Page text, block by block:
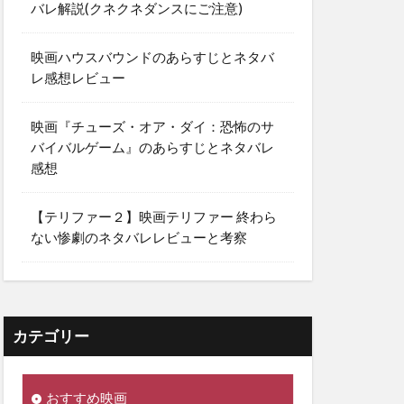
バレ解説(クネクネダンスにご注意)
映画ハウスバウンドのあらすじとネタバ
レ感想レビュー
映画『チューズ・オア・ダイ：恐怖のサ
バイバルゲーム』のあらすじとネタバレ
感想
【テリファー２】映画テリファー 終わら
ない惨劇のネタバレレビューと考察
カテゴリー
おすすめ映画